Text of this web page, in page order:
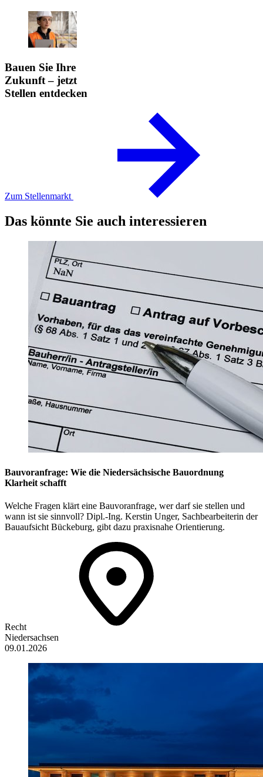
Bauen Sie Ihre
Zukunft – jetzt
Stellen entdecken
Zum Stellenmarkt
Das könnte Sie auch interessieren
Bauvoranfrage: Wie die Niedersächsische Bauordnung
Klarheit schafft
Welche Fragen klärt eine Bauvoranfrage, wer darf sie stellen und
wann ist sie sinnvoll? Dipl.-Ing. Kerstin Unger, Sachbearbeiterin der
Bauaufsicht Bückeburg, gibt dazu praxisnahe Orientierung.
Recht
Niedersachsen
09.01.2026